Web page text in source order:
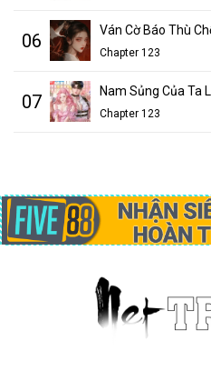
06 Ván Cờ Báo Thù
Chapter 123
07 Nam Sủng Của Ta
Chapter 123